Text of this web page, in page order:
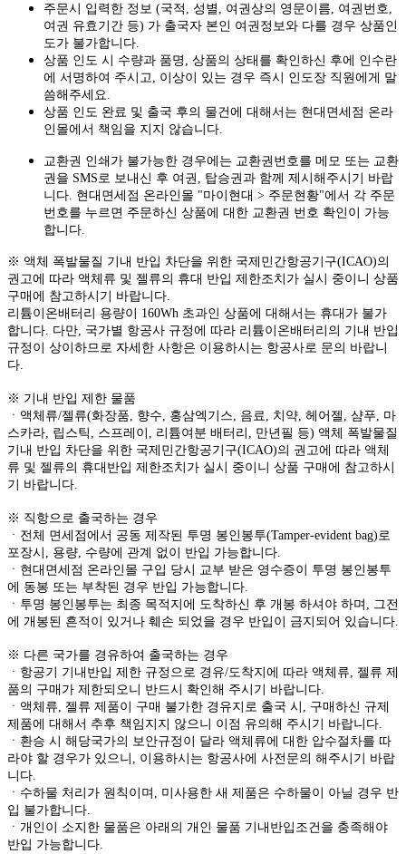
주문시 입력한 정보 (국적, 성별, 여권상의 영문이름, 여권번호,
여권 유효기간 등) 가 출국자 본인 여권정보와 다를 경우 상품인
도가 불가합니다.
상품 인도 시 수량과 품명, 상품의 상태를 확인하신 후에 인수란
에 서명하여 주시고, 이상이 있는 경우 즉시 인도장 직원에게 말
씀해주세요.
상품 인도 완료 및 출국 후의 물건에 대해서는 현대면세점 온라
인몰에서 책임을 지지 않습니다.
교환권 인쇄가 불가능한 경우에는 교환권번호를 메모 또는 교환
권을 SMS로 보내신 후 여권, 탑승권과 함께 제시해주시기 바랍
니다. 현대면세점 온라인몰 "마이현대 > 주문현황"에서 각 주문
번호를 누르면 주문하신 상품에 대한 교환권 번호 확인이 가능
합니다.
※ 액체 폭발물질 기내 반입 차단을 위한 국제민간항공기구(ICAO)의
권고에 따라 액체류 및 젤류의 휴대 반입 제한조치가 실시 중이니 상품
구매에 참고하시기 바랍니다.
리튬이온배터리 용량이 160Wh 초과인 상품에 대해서는 휴대가 불가
합니다. 다만, 국가별 항공사 규정에 따라 리튬이온배터리의 기내 반입
규정이 상이하므로 자세한 사항은 이용하시는 항공사로 문의 바랍니
다.
※ 기내 반입 제한 물품
ㆍ액체류/젤류(화장품, 향수, 홍삼엑기스, 음료, 치약, 헤어젤, 샴푸, 마
스카라, 립스틱, 스프레이, 리튬여분 배터리, 만년필 등) 액체 폭발물질
기내 반입 차단을 위한 국제민간항공기구(ICAO)의 권고에 따라 액체
류 및 젤류의 휴대반입 제한조치가 실시 중이니 상품 구매에 참고하시
기 바랍니다.
※ 직항으로 출국하는 경우
ㆍ전체 면세점에서 공동 제작된 투명 봉인봉투(Tamper-evident bag)로
포장시, 용량, 수량에 관계 없이 반입 가능합니다.
ㆍ현대면세점 온라인몰 구입 당시 교부 받은 영수증이 투명 봉인봉투
에 동봉 또는 부착된 경우 반입 가능합니다.
ㆍ투명 봉인봉투는 최종 목적지에 도착하신 후 개봉 하셔야 하며, 그전
에 개봉된 흔적이 있거나 훼손 되었을 경우 반입이 금지되어 있습니다.
※ 다른 국가를 경유하여 출국하는 경우
ㆍ항공기 기내반입 제한 규정으로 경유/도착지에 따라 액체류, 젤류 제
품의 구매가 제한되오니 반드시 확인해 주시기 바랍니다.
ㆍ액체류, 젤류 제품이 구매 불가한 경유지로 출국 시, 구매하신 규제
제품에 대해서 추후 책임지지 않으니 이점 유의해 주시기 바랍니다.
ㆍ환승 시 해당국가의 보안규정이 달라 액체류에 대한 압수절차를 따
라야 할 경우가 있으니, 이용하시는 항공사에 사전문의 해주시기 바랍
니다.
ㆍ수하물 처리가 원칙이며, 미사용한 새 제품은 수하물이 아닐 경우 반
입 불가합니다.
ㆍ개인이 소지한 물품은 아래의 개인 물품 기내반입조건을 충족해야
반입 가능합니다.